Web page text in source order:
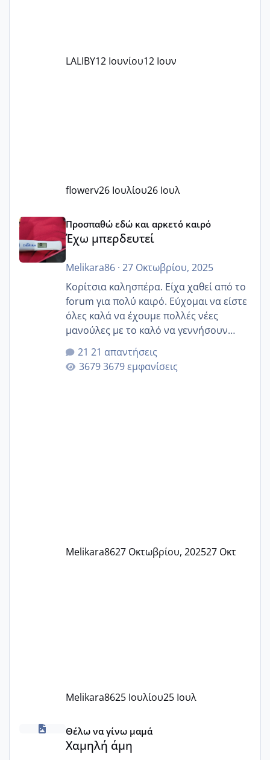
LALIBY12 Ιουνίου12 Ιουν
flowerv26 Ιουλίου26 Ιουλ
Έχω μπερδευτεί
Προσπαθώ εδώ και αρκετό καιρό
Έχω μπερδευτεί
Melikara86· 27 Οκτωβρίου, 2025
Κορίτσια καλησπέρα. Είχα χαθεί από το
forum για πολύ καιρό. Εύχομαι να είστε
όλες καλά να έχουμε πολλές νέες
μανούλες με το καλό να γεννήσουν
αυτές που ήδη περιμένουν. Να πάρουν
γερα μωράκια στην αγκαλίτσα τους
🙏🏼🙏🏼 Ας πάμε λοιπόν στο θέμα μου.
21 απαντήσεις
3679 εμφανίσεις
Melikara8627 Οκτωβρίου, 202527 Οκτ
Melikara8625 Ιουλίου25 Ιουλ
Χαμηλή άμη
Θέλω να γίνω μαμά
Χαμηλή άμη